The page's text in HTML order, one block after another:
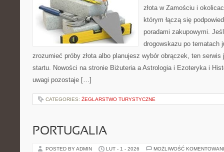
złota w Zamościu i
którym łączą się
poradami zakupowymi.
drogowskazu po tematach
zrozumieć próby złota albo planujesz wybór obrączek, ten
startu. Nowości na stronie Biżuteria a Astrologia i Ezoteryka i
uwagi pozostaje […]
CATEGORIES: ŻEGLARSTWO TURYSTYCZNE
PORTUGALIA
POSTED BY ADMIN LUT - 1 - 2026 MOŻLIWOŚĆ